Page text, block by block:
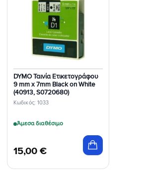
Προσθήκη
στη Λίστα
Κωδικός: 1033
DYMO Ταινία Ετικετογράφου
9 mm x 7mm Black on White
(40913, S0720680)
15,00 €
Άμεσα διαθέσιμο